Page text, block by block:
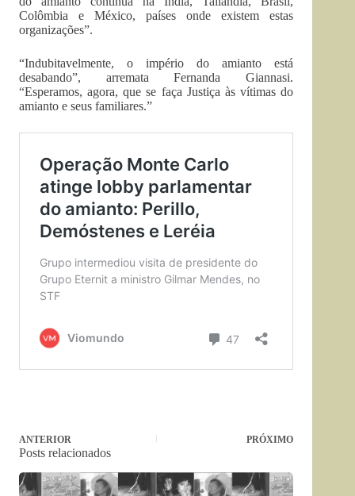
Colômbia e México, países onde existem estas
organizações”.
“Indubitavelmente, o império do amianto está
desabando”, arremata Fernanda Giannasi.
“Esperamos, agora, que se faça Justiça às vítimas do
amianto e seus familiares.”
ANTERIOR PRÓXIMO
Posts relacionados